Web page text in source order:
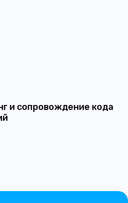
и сопровождение кода